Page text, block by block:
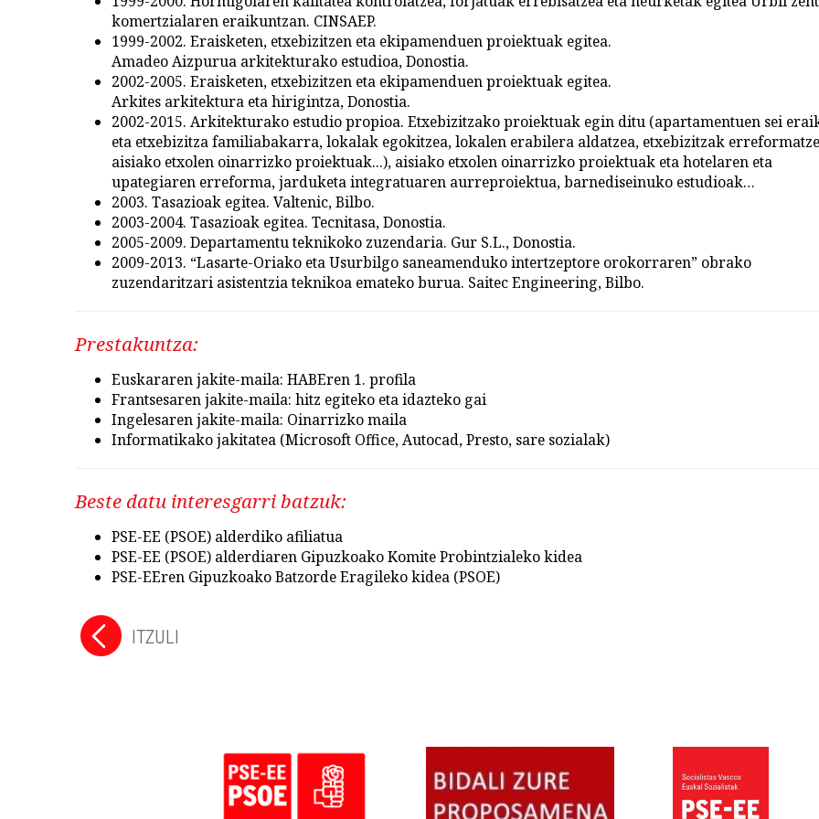
komertzialaren eraikuntzan. CINSAEP.
1999-2002. Eraisketen, etxebizitzen eta ekipamenduen proiektuak egitea.
Amadeo Aizpurua arkitekturako estudioa, Donostia.
2002-2005. Eraisketen, etxebizitzen eta ekipamenduen proiektuak egitea.
Arkites arkitektura eta hirigintza, Donostia.
2002-2015. Arkitekturako estudio propioa. Etxebizitzako proiektuak egin ditu (apartamentuen sei
eta etxebizitza familiabakarra, lokalak egokitzea, lokalen erabilera aldatzea, etxebizitzak
aisiako etxolen oinarrizko proiektuak...), aisiako etxolen oinarrizko proiektuak eta hotelaren eta
upategiaren erreforma, jarduketa integratuaren aurreproiektua, barnediseinuko estudioak…
2003. Tasazioak egitea. Valtenic, Bilbo.
2003-2004. Tasazioak egitea. Tecnitasa, Donostia.
2005-2009. Departamentu teknikoko zuzendaria. Gur S.L., Donostia.
2009-2013. “Lasarte-Oriako eta Usurbilgo saneamenduko intertzeptore orokorraren” obrako
zuzendaritzari asistentzia teknikoa emateko burua. Saitec Engineering, Bilbo.
Prestakuntza:
Euskararen jakite-maila: HABEren 1. profila
Frantsesaren jakite-maila: hitz egiteko eta idazteko gai
Ingelesaren jakite-maila: Oinarrizko maila
Informatikako jakitatea (Microsoft Office, Autocad, Presto, sare sozialak)
Beste datu interesgarri batzuk:
PSE-EE (PSOE) alderdiko afiliatua
PSE-EE (PSOE) alderdiaren Gipuzkoako Komite Probintzialeko kidea
PSE-EEren Gipuzkoako Batzorde Eragileko kidea (PSOE)
ITZULI